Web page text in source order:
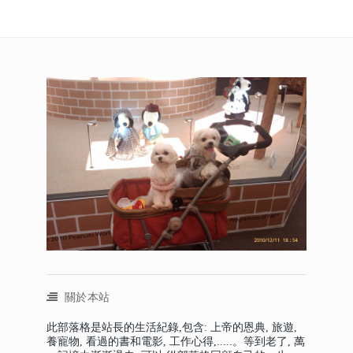
關於本站
此部落格是站長的生活紀錄,包含: 上帝的恩典, 旅遊,
養寵物, 看過的書和電影, 工作心得,.....。等到老了, 萬